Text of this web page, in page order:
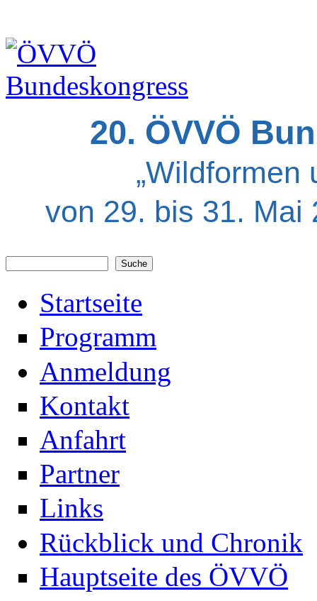
20. ÖVVÖ
„Wildformen
von 29. bis 31. Mai
Startseite
Programm
Anmeldung
Kontakt
Anfahrt
Partner
Links
Rückblick und Chronik
Hauptseite des ÖVVÖ